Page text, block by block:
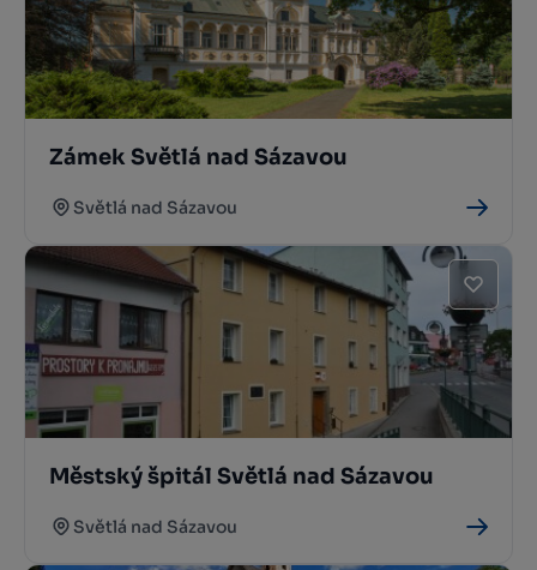
Zámek Světlá nad Sázavou
Světlá nad Sázavou
Městský špitál Světlá nad Sázavou
Světlá nad Sázavou